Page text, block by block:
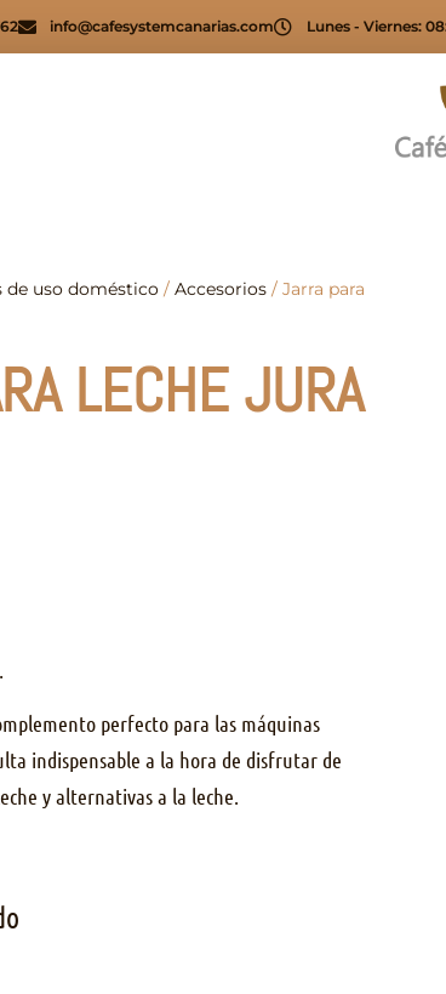
info@cafesystemcanarias.com Lunes - Viernes:
de uso doméstico / Accesorios / Jarra para
LECHE JURA
perfecto para las máquinas
indispensable a la hora de disfrutar de
y alternativas a la leche.